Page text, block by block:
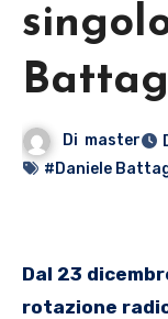
Di master
#Daniele
Dal 23 dicembre 2022 sarà disponibile in
rotazione